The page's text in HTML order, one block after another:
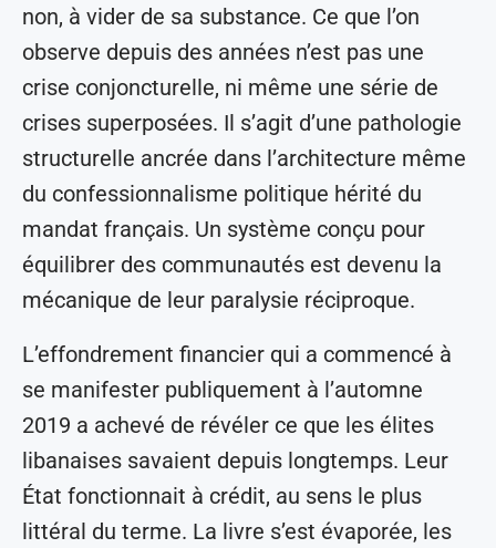
non, à vider de sa substance. Ce que l’on
observe depuis des années n’est pas une
crise conjoncturelle, ni même une série de
crises superposées. Il s’agit d’une pathologie
structurelle ancrée dans l’architecture même
du confessionnalisme politique hérité du
mandat français. Un système conçu pour
équilibrer des communautés est devenu la
mécanique de leur paralysie réciproque.
L’effondrement financier qui a commencé à
se manifester publiquement à l’automne
2019 a achevé de révéler ce que les élites
libanaises savaient depuis longtemps. Leur
État fonctionnait à crédit, au sens le plus
littéral du terme. La livre s’est évaporée, les